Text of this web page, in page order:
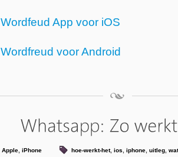
Wordfeud App voor iOS
Wordfreud voor Android
Apple iPhone hoe-werkt-het, ios iphone uitleg